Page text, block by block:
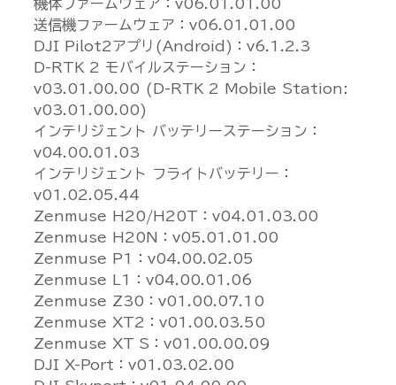
機体ファームウェア：v06.01.01.00
送信機ファームウェア：v06.01.01.00
DJI Pilot2アプリ(Android)：v6.1.2.3
D-RTK 2 モバイルステーション：
v03.01.00.00 (D-RTK 2 Mobile Station:
v03.01.00.00)
インテリジェント バッテリーステーション：
v04.00.01.03
インテリジェント フライトバッテリー：
v01.02.05.44
Zenmuse H20/H20T：v04.01.03.00
Zenmuse H20N：v05.01.01.00
Zenmuse P1：v04.00.02.05
Zenmuse L1：v04.00.01.06
Zenmuse Z30：v01.00.07.10
Zenmuse XT2：v01.00.03.50
Zenmuse XT S：v01.00.00.09
DJI X-Port：v01.03.02.00